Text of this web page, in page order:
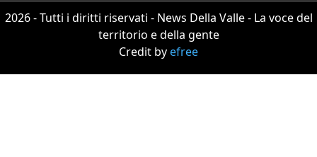
2026 - Tutti i diritti riservati - News Della Valle - La voce del
territorio e della gente
Credit byefree